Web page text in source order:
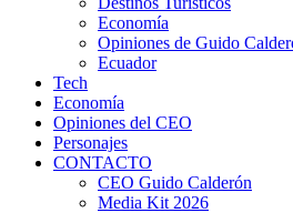
Economía
Opiniones de Guido
Ecuador
Tech
Economía
Opiniones del CEO
Personajes
CONTACTO
CEO Guido Calderón
Media Kit 2026